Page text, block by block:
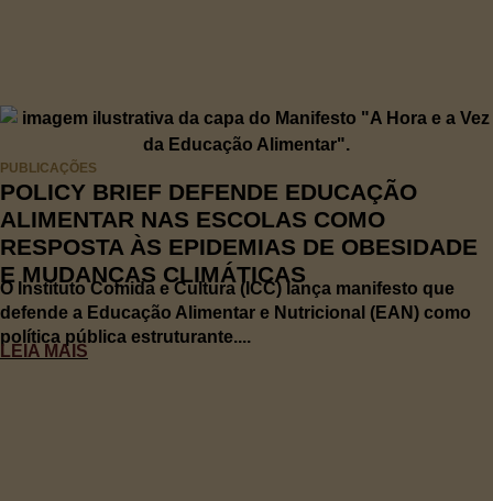
PUBLICAÇÕES
POLICY BRIEF DEFENDE EDUCAÇÃO
ALIMENTAR NAS ESCOLAS COMO
RESPOSTA ÀS EPIDEMIAS DE OBESIDADE
E MUDANÇAS CLIMÁTICAS
O Instituto Comida e Cultura (ICC) lança manifesto que
defende a Educação Alimentar e Nutricional (EAN) como
política pública estruturante....
LEIA MAIS